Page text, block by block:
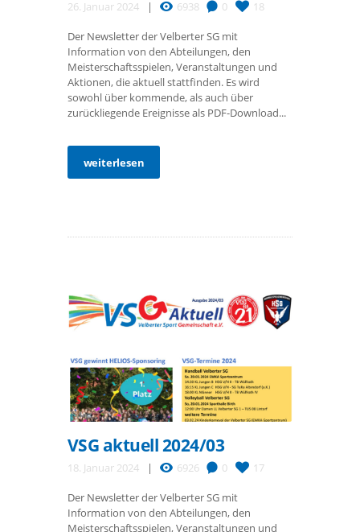
26. Januar 2024 6938 0 18
Der Newsletter der Velberter SG mit
Information von den Abteilungen, den
Meisterschaftsspielen, Veranstaltungen und
Aktionen, die aktuell stattfinden. Es wird
sowohl über kommende, als auch über
zurückliegende Ereignisse als PDF-Download...
weiterlesen
VSG aktuell 2024/03
18. Januar 2024 6926 0 17
Der Newsletter der Velberter SG mit
Information von den Abteilungen, den
Meisterschaftsspielen, Veranstaltungen und